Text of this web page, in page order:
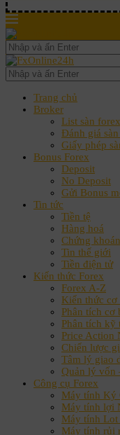
Trang chủ
Broker
List sàn
Đánh giá
Giấy phép
Bonus Forex
Deposit
No Deposit
Gửi Bonus
Tin tức
Tiền tệ
Hàng hoá
Chứng khoán
Tin thế giới
Tiền điện tử
Kiến thức Forex
Forex A-Z
Kiến thức cơ
Phân tích cơ
Phân tích kỹ
Price Action
Chiến lược
Tâm lý giao
Quản lý vốn
Công cụ Forex
Máy tính Ký
Máy tính lợi
Máy tính
Máy tính rủi